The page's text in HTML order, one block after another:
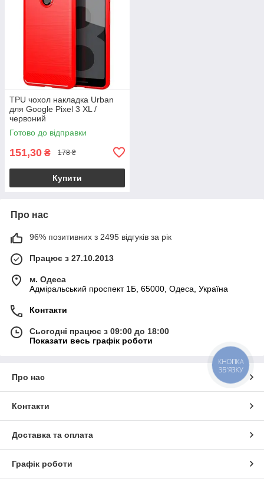
TPU чохол накладка Urban
для Google Pixel 3 XL /
червоний
Готово до відправки
151,30 ₴ 178 ₴
Купити
Про нас
96% позитивних з 2495 відгуків за рік
Працює з 27.10.2013
м. Одеса
Адміральський проспект 1Б, 65000, Одеса, Україна
Контакти
Сьогодні працює з 09:00 до 18:00
Показати весь графік роботи
Про нас
Контакти
Доставка та оплата
Графік роботи
КНОПКА
ЗВ'ЯЗКУ